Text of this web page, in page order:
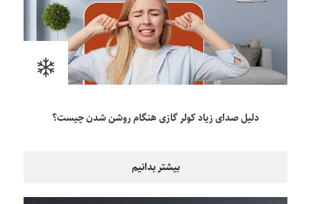
دلیل صدای زیاد کولر گازی هنگام روشن شدن چیست؟
بیشتر بدانیم